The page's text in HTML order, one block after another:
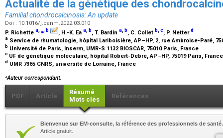
Actualité de la génétique des
Familial chondrocalcinosis: An update
Doi : 10.1016/j.banm.2022.03.010
P. Richette a,⁎, b , H.-K. Ea a, b, T. Bardin a, b, C. Collet b,c, P. Netterd
a Service de rhumatologie, hôpital Lariboisière, AP–HP, 2, rue Ambroise-Paré,
b Université de Paris, Inserm, UMR-S 1132 BIOSCAR, 75010 Paris, France
c UF de génétique moléculaire, hôpital Robert-Debré, AP–HP, 75019 Paris,
d UMR 7365 CNRS, université de Lorraine, France
⁎Auteur correspondant.
PDF Article
Résumé
Mots clés
Références
Bienvenue sur EM-consulte, la référence des professionnels de santé.
Article gratuit.